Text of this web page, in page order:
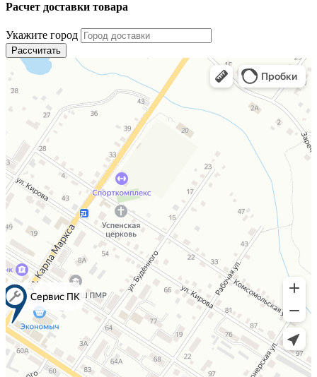
Расчет доставки товара
Укажите город
Рассчитать